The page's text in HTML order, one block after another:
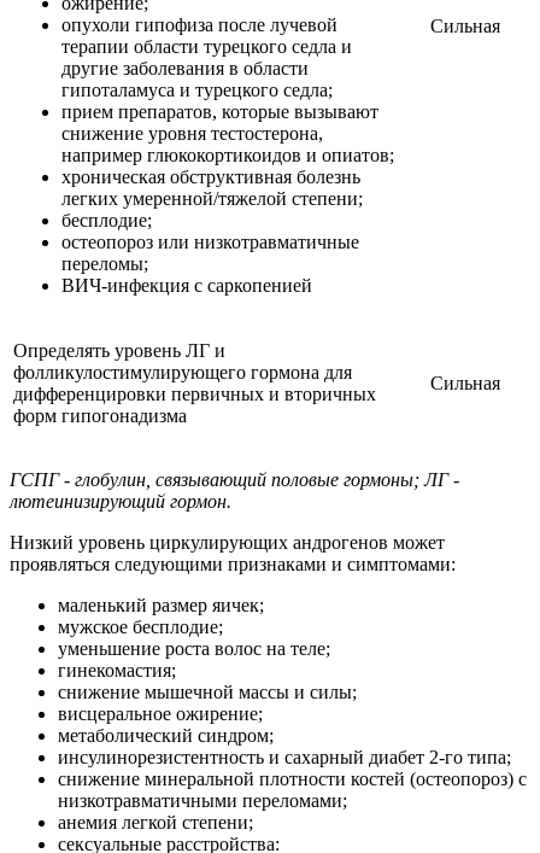
опухоли гипофиза после лучевой
терапии области турецкого седла и
другие заболевания в области
гипоталамуса и турецкого седла;
прием препаратов, которые вызывают
снижение уровня тестостерона,
например глюкокортикоидов и опиатов;
хроническая обструктивная болезнь
легких умеренной/тяжелой степени;
бесплодие;
остеопороз или низкотравматичные
переломы;
ВИЧ-инфекция с саркопенией
Сильная
Определять уровень ЛГ и
фолликулостимулирующего гормона для
дифференцировки первичных и вторичных
форм гипогонадизма
Сильная
ГСПГ - глобулин, связывающий половые гормоны; ЛГ -
лютеинизирующий гормон.
Низкий уровень циркулирующих андрогенов может
проявляться следующими признаками и симптомами:
маленький размер яичек;
мужское бесплодие;
уменьшение роста волос на теле;
гинекомастия;
снижение мышечной массы и силы;
висцеральное ожирение;
метаболический синдром;
инсулинорезистентность и сахарный диабет 2-го типа;
снижение минеральной плотности костей (остеопороз) с
низкотравматичными переломами;
анемия легкой степени;
сексуальные расстройства: